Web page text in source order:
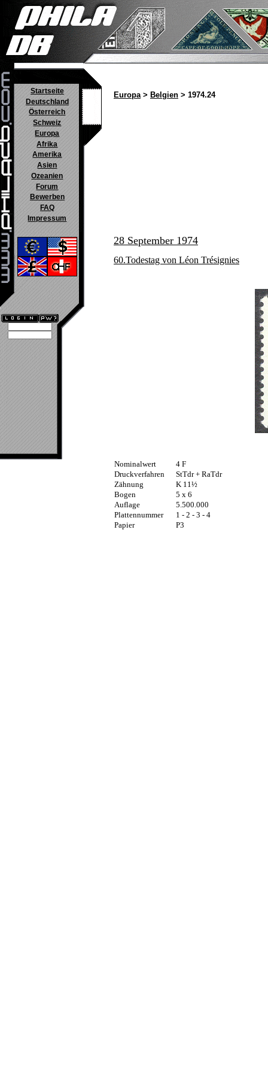
Startseite
Deutschland
Österreich
Schweiz
Europa
Afrika
Amerika
Asien
Ozeanien
Forum
Bewerben
FAQ
Impressum
Europa> Belgien > 1974.24
28 September 1974
60.Todestag von Léon Trésignies
Nominalwert
4 F
Druckverfahren
StTdr + RaTdr
Zähnung
K 11½
Bogen
5 x 6
Auflage
5.500.000
Plattennummer
1 - 2 - 3 - 4
Papier
P3